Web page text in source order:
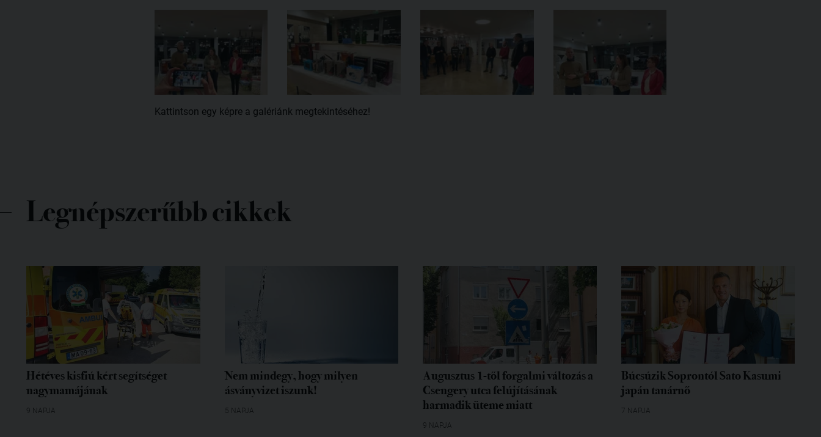
Kattintson egy képre a galériánk megtekintéséhez!
Legnépszerűbb cikkek
Hétéves kisfiú kért segítséget
nagymamájának
9 NAPJA
Nem mindegy, hogy milyen
ásványvizet iszunk!
5 NAPJA
Augusztus 1-től forgalmi változás a
Csengery utca felújításának
harmadik üteme miatt
9 NAPJA
Búcsúzik Soprontól Sato Kasumi
japán tanárnő
7 NAPJA